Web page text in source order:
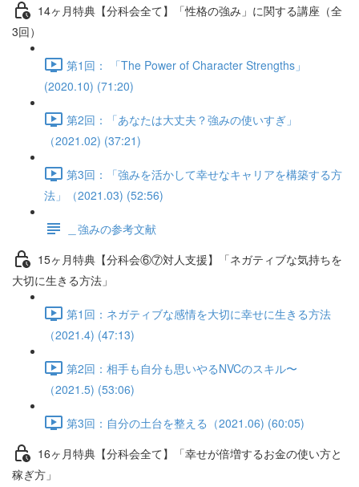
14ヶ月特典【分科会全て】「性格の強み」に関する講座（全
3回）
第1回： 「The Power of Character Strengths」
(2020.10) (71:20)
第2回：「あなたは大丈夫？強みの使いすぎ」
（2021.02) (37:21)
第3回：「強みを活かして幸せなキャリアを構築する方
法」（2021.03) (52:56)
＿強みの参考文献
15ヶ月特典【分科会⑥⑦対人支援】「ネガティブな気持ちを
大切に生きる方法」
第1回：ネガティブな感情を大切に幸せに生きる方法
（2021.4) (47:13)
第2回：相手も自分も思いやるNVCのスキル〜
（2021.5) (53:06)
第3回：自分の土台を整える（2021.06) (60:05)
16ヶ月特典【分科会全て】「幸せが倍増するお金の使い方と
稼ぎ方」